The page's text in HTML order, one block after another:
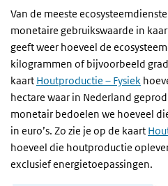
Van de meeste
monetaire gebruikswaarde in
geeft weer hoeveel de
kilogrammen of bijvoorbeeld
kaart Houtproductie – Fysiek
hectare waar in Nederland
monetair bedoelen we hoeveel
in euro’s. Zo zie je op de kaart
hoeveel die houtproductie
exclusief energietoepassingen.